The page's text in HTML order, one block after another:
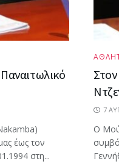
έως τον
στη...
7
Ο